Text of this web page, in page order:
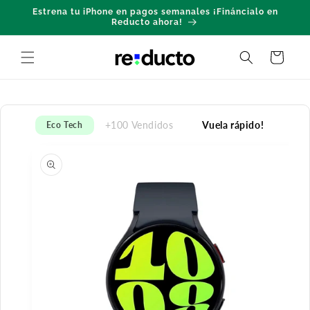
directamente
Estrena tu iPhone en pagos semanales ¡Fináncialo en
Reducto ahora!
Carrito
Eco Tech +100 Vendidos Vuela rápido!
Ir
a la
información
del producto